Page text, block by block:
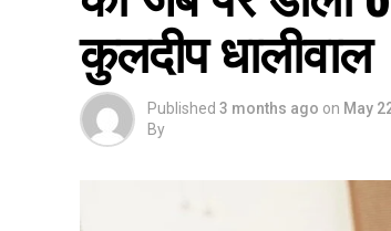
कुलदीप धालीवाल
Published 3 months ago on May
By